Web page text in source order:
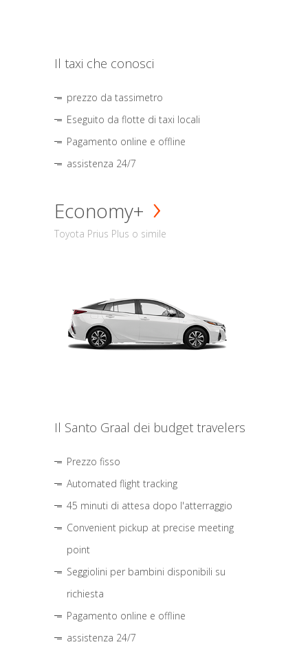
Il taxi che conosci
prezzo da tassimetro
Eseguito da flotte di taxi locali
Pagamento online e offline
assistenza 24/7
Economy+
Toyota Prius Plus o simile
Il Santo Graal dei budget travelers
Prezzo fisso
Automated flight tracking
45 minuti di attesa dopo l'atterraggio
Convenient pickup at precise meeting
point
Seggiolini per bambini disponibili su
richiesta
Pagamento online e offline
assistenza 24/7